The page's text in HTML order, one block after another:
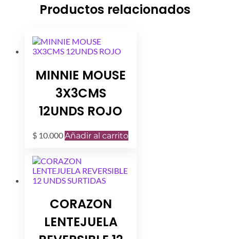
Productos relacionados
MINNIE MOUSE
3X3CMS
12UNDS ROJO
$ 10.000Añadir al carrito
CORAZON
LENTEJUELA